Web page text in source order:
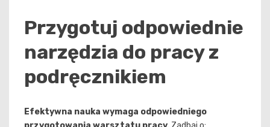
Przygotuj odpowiednie
narzędzia do pracy z
podręcznikiem
Efektywna nauka wymaga odpowiedniego